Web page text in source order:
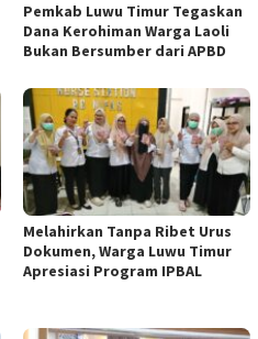
Pemkab Luwu Timur Tegaskan
Dana Kerohiman Warga Laoli
Bukan Bersumber dari APBD
Melahirkan Tanpa Ribet Urus
Dokumen, Warga Luwu Timur
Apresiasi Program IPBAL